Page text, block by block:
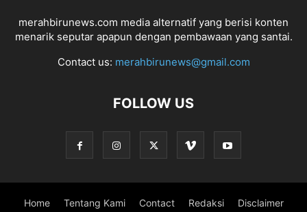
merahbirunews.com media alternatif yang berisi konten
menarik seputar apapun dengan pembawaan yang santai.
Contact us: merahbirunews@gmail.com
FOLLOW US
Home Tentang Kami Contact Redaksi Disclaimer